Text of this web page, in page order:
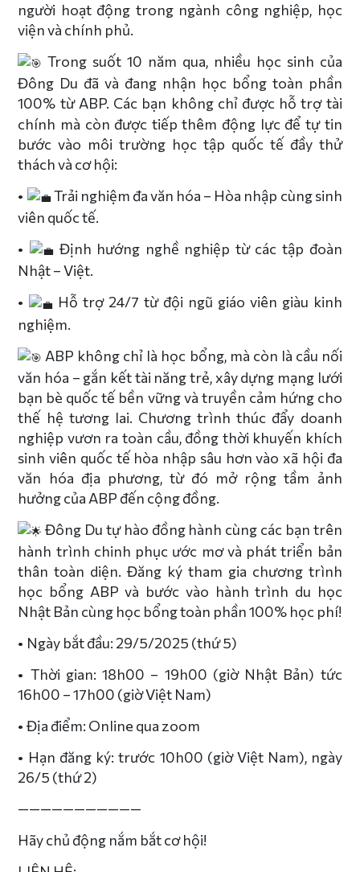
người hoạt động trong ngành công nghiệp, học
viện và chính phủ.
Trong suốt 10 năm qua, nhiều học sinh của
Đông Du đã và đang nhận học bổng toàn phần
100% từ ABP. Các bạn không chỉ được hỗ trợ tài
chính mà còn được tiếp thêm động lực để tự tin
bước vào môi trường học tập quốc tế đầy thử
thách và cơ hội:
•
Trải nghiệm đa văn hóa – Hòa nhập cùng sinh
viên quốc tế.
•
Định hướng nghề nghiệp từ các tập đoàn
Nhật – Việt.
•
Hỗ trợ 24/7 từ đội ngũ giáo viên giàu kinh
nghiệm.
ABP không chỉ là học bổng, mà còn là cầu nối
văn hóa – gắn kết tài năng trẻ, xây dựng mạng lưới
bạn bè quốc tế bền vững và truyền cảm hứng cho
thế hệ tương lai. Chương trình thúc đẩy doanh
nghiệp vươn ra toàn cầu, đồng thời khuyến khích
sinh viên quốc tế hòa nhập sâu hơn vào xã hội đa
văn hóa địa phương, từ đó mở rộng tầm ảnh
hưởng của ABP đến cộng đồng.
Đông Du tự hào đồng hành cùng các bạn trên
hành trình chinh phục ước mơ và phát triển bản
thân toàn diện. Đăng ký tham gia chương trình
học bổng ABP và bước vào hành trình du học
Nhật Bản cùng học bổng toàn phần 100% học phí!
• Ngày bắt đầu: 29/5/2025 (thứ 5)
• Thời gian: 18h00 – 19h00 (giờ Nhật Bản) tức
16h00 – 17h00 (giờ Việt Nam)
• Địa điểm: Online qua zoom
• Hạn đăng ký: trước 10h00 (giờ Việt Nam), ngày
26/5 (thứ 2)
———————————
Hãy chủ động nắm bắt cơ hội!